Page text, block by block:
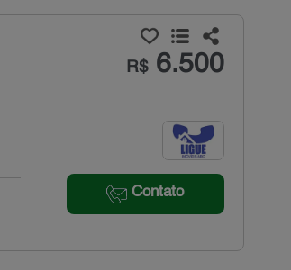
R$6.500
Contato